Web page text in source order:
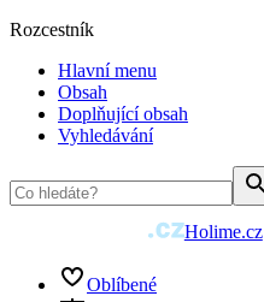
Rozcestník
Hlavní menu
Obsah
Doplňující obsah
Vyhledávání
Holime.cz
Oblíbené